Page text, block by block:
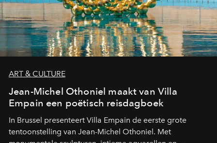
ART & CULTURE
Jean-Michel Othoniel maakt van Villa
Empain een poëtisch reisdagboek
In Brussel presenteert Villa Empain de eerste grote
tentoonstelling van Jean-Michel Othoniel. Met